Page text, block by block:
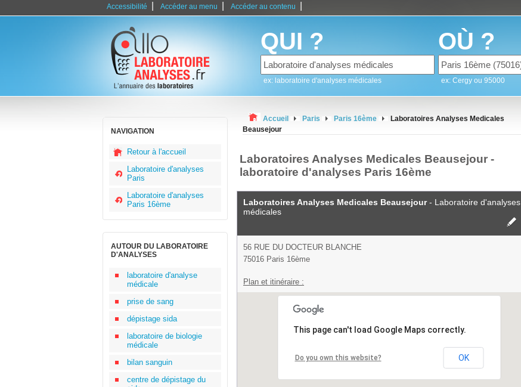
Accessibilité Accéder au menu Accéder au contenu
QUI ?
ex: laboratoire d'analyses médicales
OÙ ?
ex: Cergy ou 95000
NAVIGATION
Retour à l'accueil
Laboratoire d'analyses
Paris
Laboratoire d'analyses
Paris 16ème
AUTOUR DU LABORATOIRE
D'ANALYSES
laboratoire d'analyse
médicale
prise de sang
dépistage sida
laboratoire de biologie
médicale
bilan sanguin
centre de dépistage du
Accueil Paris Paris 16ème
Laboratoires Analyses Medicales
Beausejour
Laboratoires Analyses Medicales Beausejour -
laboratoire d'analyses Paris 16ème
Laboratoires Analyses Medicales Beausejour- Laboratoire d'analyses
médicales
56 RUE DU DOCTEUR BLANCHE
75016 Paris 16ème
Plan et itinéraire :
This page can't load Google Maps correctly.
Do you own this website? OK